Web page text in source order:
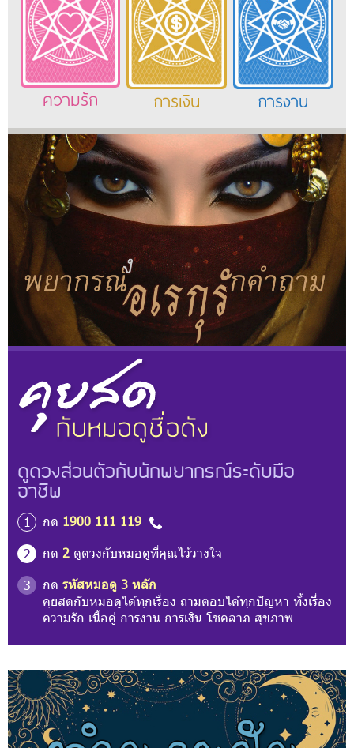
ความรัก การเงิน การงาน
ดูดวงส่วนตัวกับนักพยากรณ์ระดับมือ
อาชีพ
1 กด 1900 111 119
2
กด 2 ดูดวงกับหมอดูที่คุณไว้วางใจ
3
กด รหัสหมอดู 3 หลัก
คุยสดกับหมอดูได้ทุกเรื่อง ถามตอบได้ทุกปัญหา ทั้งเรื่อง
ความรัก เนื้อคู่ การงาน การเงิน โชคลาภ สุขภาพ